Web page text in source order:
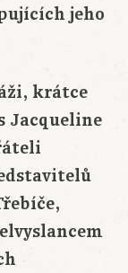
jeho
krátce
Jacqueline